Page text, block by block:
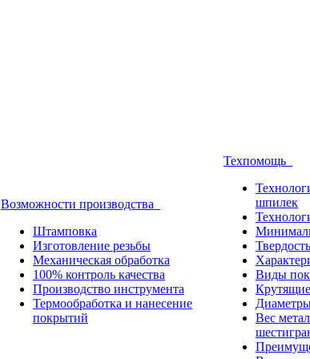
Возможности производства
Штамповка
Изготовление резьбы
Механическая обработка
100% контроль качества
Производство инструмента
Термообработка и нанесение
покрытий
Техпомощь
шпилек
Виды
Вес